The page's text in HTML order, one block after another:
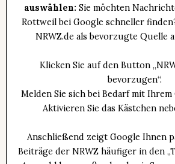
auswählen: Sie möchten
Rottweil bei Google schneller
NRWZ.de als bevorzugte Quelle
Klicken Sie auf den Button
bevorzugen“.
Melden Sie sich bei Bedarf mit
Aktivieren Sie das Kästchen
Anschließend zeigt Google Ihnen
Beiträge der NRWZ häufiger in den